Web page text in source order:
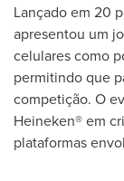
Lançado em 20
apresentou um
celulares como
permitindo que
competição. O
Heineken® em
plataformas